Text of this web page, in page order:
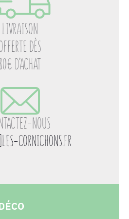
LIVRAISON
DÈS
80€ D’ACHAT
NOUS
CORNICHONS.FR